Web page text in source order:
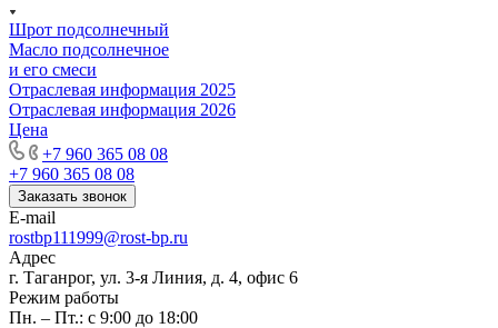
Шрот подсолнечный
Масло подсолнечное
и его смеси
Отраслевая информация 2025
Отраслевая информация 2026
Цена
+7 960 365 08 08
+7 960 365 08 08
Заказать звонок
E-mail
rostbp111999@rost-bp.ru
Адрес
г. Таганрог, ул. 3-я Линия, д. 4, офис 6
Режим работы
Пн. – Пт.: с 9:00 до 18:00